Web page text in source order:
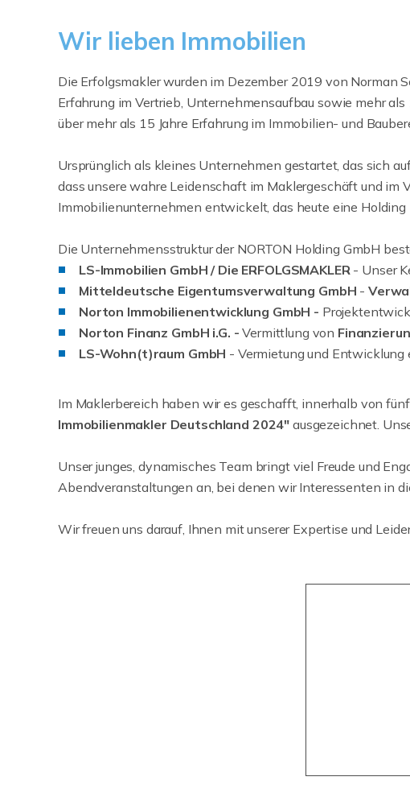
Wir lieben Immobilien
Die Erfolgsmakler wurden im Dezember 2019 von Norman
Erfahrung im Vertrieb, Unternehmensaufbau sowie mehr
über mehr als 15 Jahre Erfahrung im Immobilien- und
Ursprünglich als kleines Unternehmen gestartet, das sich
dass unsere wahre Leidenschaft im Maklergeschäft und
Immobilienunternehmen entwickelt, das heute eine
Die Unternehmensstruktur der NORTON Holding GmbH
LS-Immobilien GmbH / Die ERFOLGSMAKLER - Unser
Mitteldeutsche Eigentumsverwaltung GmbH -
Norton Immobilienentwicklung GmbH -
Norton Finanz GmbH i.G. -Vermittlung von
LS-Wohn(t)raum GmbH - Vermietung und Entwicklung
Im Maklerbereich haben wir es geschafft, innerhalb von
Immobilienmakler Deutschland 2024" ausgezeichnet.
Unser junges, dynamisches Team bringt viel Freude und
Abendveranstaltungen an, bei denen wir Interessenten in
Wir freuen uns darauf, Ihnen mit unserer Expertise und